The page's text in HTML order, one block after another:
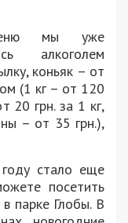
меню мы уже
алкоголем
коньяк – от
(1 кг – от 120
20 грн. за 1 кг,
– от 35 грн.),
стало еще
посетить
парке Глобы. В